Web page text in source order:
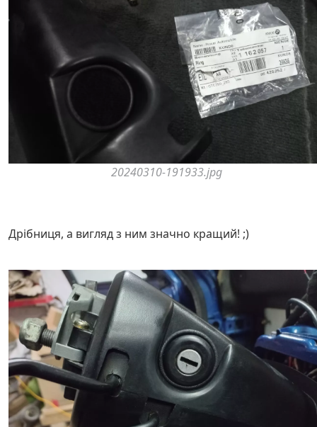
20240310-191933.jpg
Дрібниця, а вигляд з ним значно кращий! ;)